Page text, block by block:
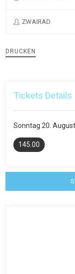
ZWAIRAD
DRUCKEN
Tickets Details
Sonntag 20.
145.00